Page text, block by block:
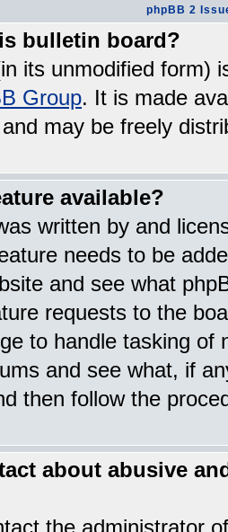
phpBB 2
bulletin board?
its unmodified form)
Group. It is made
may be freely
available?
written by and
needs to be
and see what
requests to the
to handle tasking of
and see what, if
then follow the
about abusive